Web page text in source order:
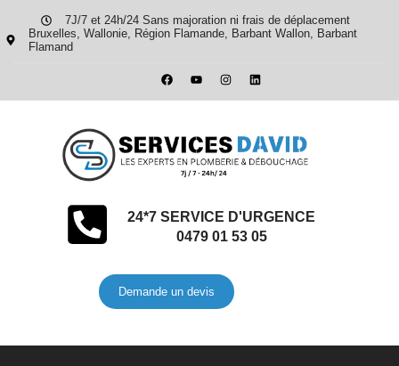
7J/7 et 24h/24 Sans majoration ni frais de déplacement
Bruxelles, Wallonie, Région Flamande, Barbant Wallon, Barbant
Flamand
24*7 SERVICE D'URGENCE
0479 01 53 05
Demande un devis